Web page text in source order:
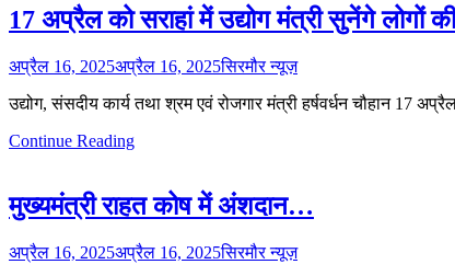
17 अप्रैल को सराहां में उद्योग मंत्री सुनेंगे लोगों
अप्रैल 16, 2025अप्रैल 16, 2025सिरमौर न्यूज़
उद्योग, संसदीय कार्य तथा श्रम एवं रोजगार मंत्री हर्षवर्धन चौहान 17
Continue Reading
मुख्यमंत्री राहत कोष में अंशदान…
अप्रैल 16, 2025अप्रैल 16, 2025सिरमौर न्यूज़